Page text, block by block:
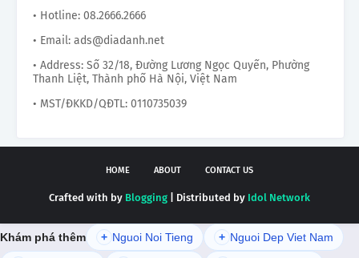
• Hotline: 08.2666.2666
• Email: ads@diadanh.net
• Address: Số 32/18, Đường Lương Ngọc Quyến, Phường
Thanh Liệt, Thành phố Hà Nội, Việt Nam
• MST/ĐKKD/QĐTL: 0110735039
HOME ABOUT CONTACT US
Crafted with by Blogging | Distributed by Idol Network
Khám phá thêm + Nguoi Noi Tieng + Nguoi Dep Viet Nam